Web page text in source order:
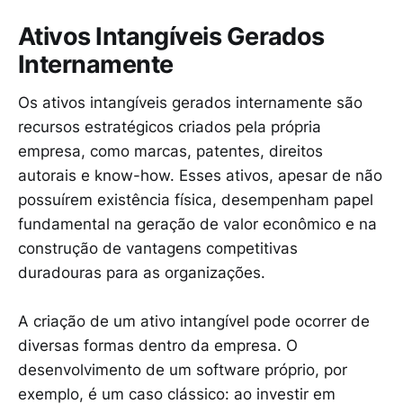
Ativos Intangíveis Gerados
Internamente
Os ativos intangíveis gerados internamente são
recursos estratégicos criados pela própria
empresa, como marcas, patentes, direitos
autorais e know-how. Esses ativos, apesar de não
possuírem existência física, desempenham papel
fundamental na geração de valor econômico e na
construção de vantagens competitivas
duradouras para as organizações.
A criação de um ativo intangível pode ocorrer de
diversas formas dentro da empresa. O
desenvolvimento de um software próprio, por
exemplo, é um caso clássico: ao investir em